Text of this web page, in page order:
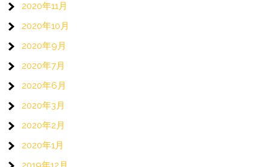
2020年11月
2020年10月
2020年9月
2020年7月
2020年6月
2020年3月
2020年2月
2020年1月